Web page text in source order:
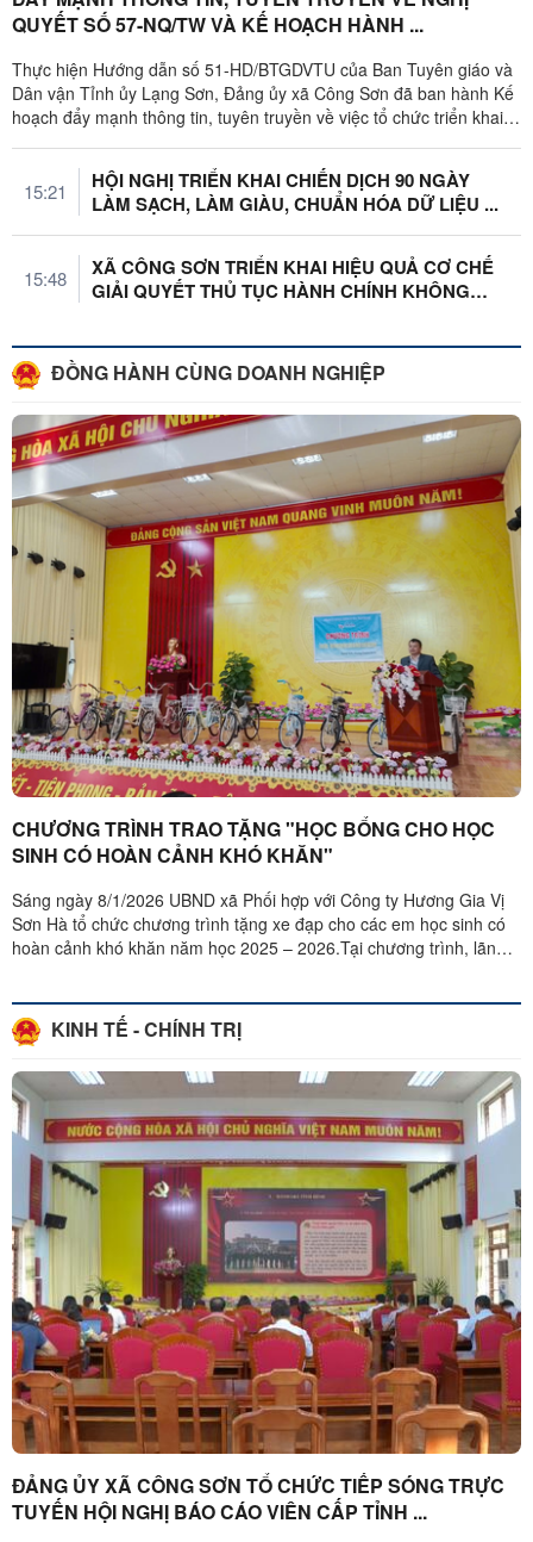
QUYẾT SỐ 57-NQ/TW VÀ KẾ HOẠCH HÀNH ...
Thực hiện Hướng dẫn số 51-HD/BTGDVTU của Ban Tuyên giáo và
Dân vận Tỉnh ủy Lạng Sơn, Đảng ủy xã Công Sơn đã ban hành Kế
hoạch đẩy mạnh thông tin, tuyên truyền về việc tổ chức triển khai
15:21
HỘI NGHỊ TRIỂN KHAI CHIẾN DỊCH 90 NGÀY
LÀM SẠCH, LÀM GIÀU, CHUẨN HÓA DỮ LIỆU ...
15:48
XÃ CÔNG SƠN TRIỂN KHAI HIỆU QUẢ CƠ CHẾ
GIẢI QUYẾT THỦ TỤC HÀNH CHÍNH KHÔNG
ĐỒNG HÀNH CÙNG DOANH NGHIỆP
CHƯƠNG TRÌNH TRAO TẶNG "HỌC BỔNG CHO HỌC
SINH CÓ HOÀN CẢNH KHÓ KHĂN"
Sáng ngày 8/1/2026 UBND xã Phối hợp với Công ty Hương Gia Vị
Sơn Hà tổ chức chương trình tặng xe đạp cho các em học sinh có
hoàn cảnh khó khăn năm học 2025 – 2026.Tại chương trình, lãnh
KINH TẾ - CHÍNH TRỊ
ĐẢNG ỦY XÃ CÔNG SƠN TỔ CHỨC TIẾP SÓNG TRỰC
TUYẾN HỘI NGHỊ BÁO CÁO VIÊN CẤP TỈNH ...